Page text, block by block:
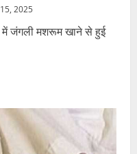
2025
में जंगली मशरूम खाने से हुई